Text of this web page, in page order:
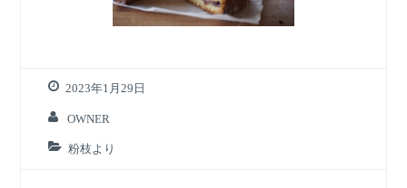
2023年1月29日
OWNER
粉枝より